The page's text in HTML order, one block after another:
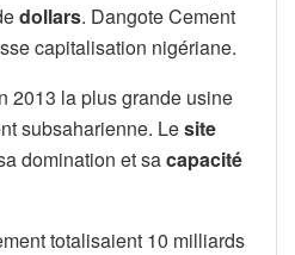
dollars. Dangote Cement
capitalisation nigériane.
2013 la plus grande usine
subsaharienne. Lesite
domination et sacapacité
totalisaient 10 milliards